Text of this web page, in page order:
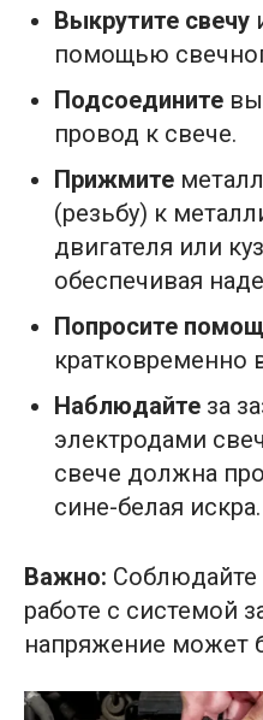
Выкрутите свечу
помощью
Подсоедините
провод к свече.
Прижмите
(резьбу) к
двигателя или
обеспечивая
Попросите
кратковременно
Наблюдайте за
электродами
свече должна
сине-белая искра.
Важно: Соблюдайте
работе с системой
напряжение может